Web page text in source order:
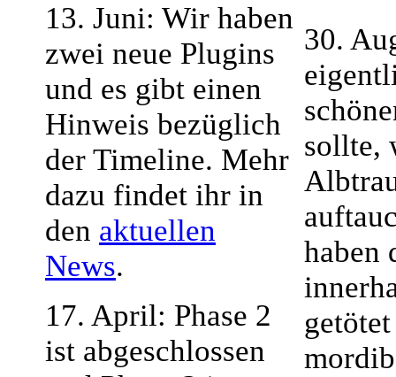
13. Juni: Wir haben
zwei neue Plugins
und es gibt einen
Hinweis bezüglich
der Timeline. Mehr
dazu findet ihr in
den aktuellen
News.
17. April: Phase 2
ist abgeschlossen
30.
sollte,
haben